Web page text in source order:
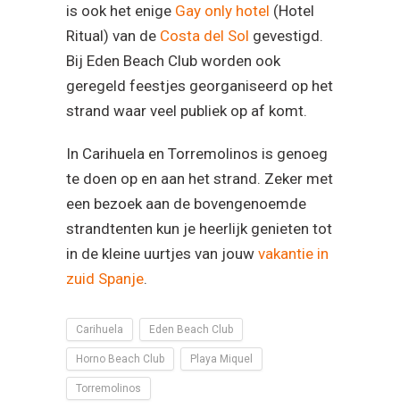
is ook het enige Gay only hotel (Hotel
Ritual) van de Costa del Sol gevestigd.
Bij Eden Beach Club worden ook
geregeld feestjes georganiseerd op het
strand waar veel publiek op af komt.
In Carihuela en Torremolinos is genoeg
te doen op en aan het strand. Zeker met
een bezoek aan de bovengenoemde
strandtenten kun je heerlijk genieten tot
in de kleine uurtjes van jouw vakantie in
zuid Spanje.
Carihuela Eden Beach Club
Horno Beach Club Playa Miquel
Torremolinos